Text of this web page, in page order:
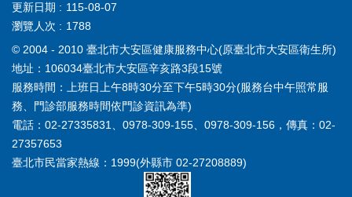
更新日期
115-08-07
瀏覽人次
1788
© 2004 - 2010 臺北市大安區健康服務中心(原臺北市大安區衛生所)
地址：106034臺北市大安區辛亥路3段15號
服務時間：上班日上午8時30分至下午5時30分(服務台中午照常服
務、門診部服務時間依門診資訊為準)
電話：02-27335831、0978-309-155、0978-309-156，傳真：02-
27357653
臺北市民當家熱線：1999(外縣市 02-27208889)